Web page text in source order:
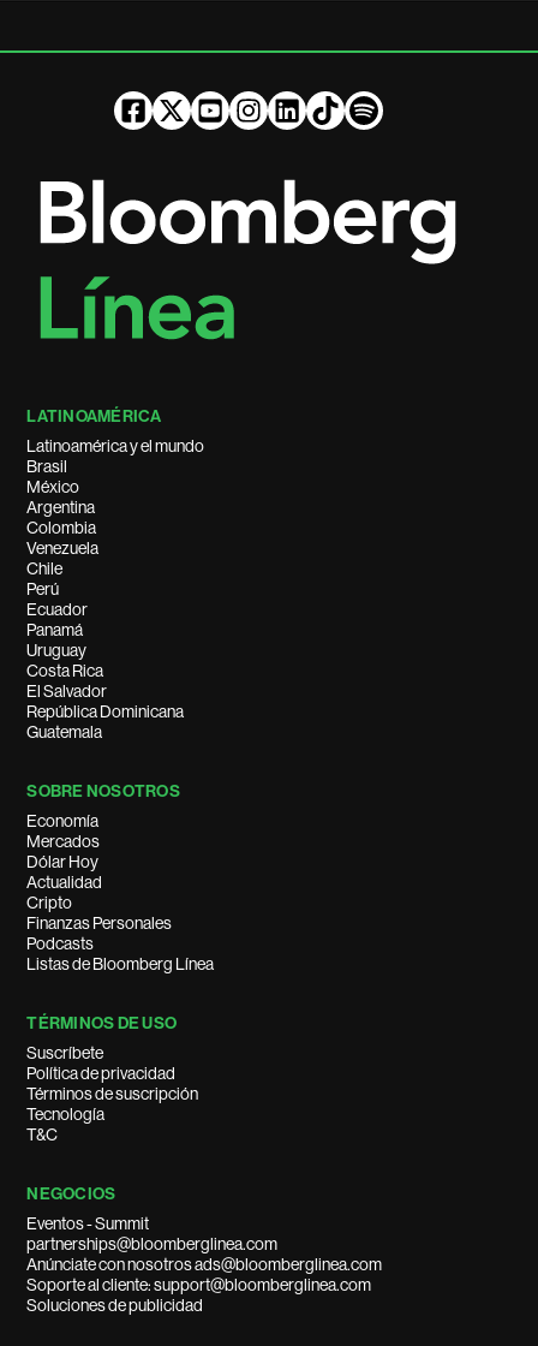
LATINOAMÉRICA
Latinoamérica y el mundo
Brasil
México
Argentina
Colombia
Venezuela
Chile
Perú
Ecuador
Panamá
Uruguay
Costa Rica
El Salvador
República Dominicana
Guatemala
SOBRE NOSOTROS
Economía
Mercados
Dólar Hoy
Actualidad
Cripto
Finanzas Personales
Podcasts
Listas de Bloomberg Línea
TÉRMINOS DE USO
Suscríbete
Política de privacidad
Términos de suscripción
Tecnología
T&C
NEGOCIOS
Eventos - Summit
partnerships@bloomberglinea.com
Anúnciate con nosotros ads@bloomberglinea.com
Soporte al cliente: support@bloomberglinea.com
Soluciones de publicidad